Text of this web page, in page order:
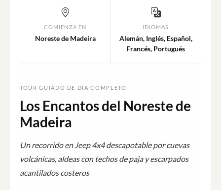
COMIENZA EN
Noreste de Madeira
IDIOMAS
Alemán, Inglés, Español,
Francés, Portugués
TOUR GUIADO DE DÍA COMPLETO
Los Encantos del Noreste de
Madeira
Un recorrido en Jeep 4x4 descapotable por cuevas
volcánicas, aldeas con techos de paja y escarpados
acantilados costeros